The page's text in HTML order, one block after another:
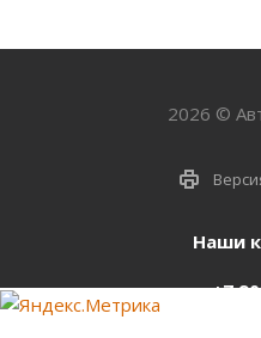
2026 ©
Наши
+7